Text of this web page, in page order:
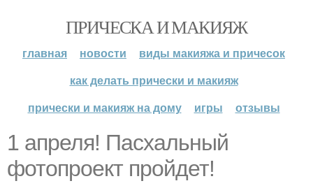
ПРИЧЕСКА И МАКИЯЖ
главная новости
виды макияжа и причесок
как делать прически и макияж
прически и макияж на дому
игры отзывы
1 апреля! Пасхальный
фотопроект пройдет!